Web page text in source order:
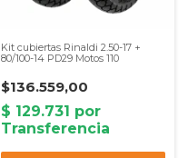
Kit cubiertas Rinaldi 2.50-17 +
80/100-14 PD29 Motos 110
$136.559,00